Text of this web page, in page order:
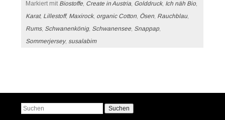
Markiert mit Biostoffe, Create in Austria, Golddruck, Ich näh Bio,
Karat, Lillestoff, Maxirock, organic Cotton, Ösen, Rauchblau,
Rums, Schwanenkönig, Schwanensee, Snappap,
Sommerjersey, susalabim
Suchen